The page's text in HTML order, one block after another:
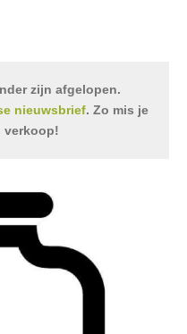
zijn afgelopen.
nieuwsbrief. Zo mis je
verkoop!